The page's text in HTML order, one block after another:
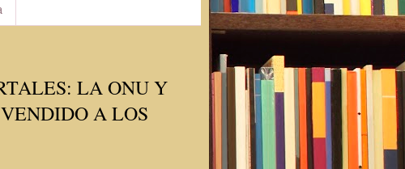
LA ONU Y
A LOS